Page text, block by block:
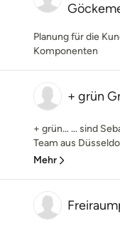
Planung für die
Komponenten
+ grün
+ grün… … sind
Team aus
Mehr